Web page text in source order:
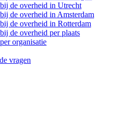
de overheid in Utrecht
de overheid in Amsterdam
de overheid in Rotterdam
de overheid per plaats
organisatie
vragen